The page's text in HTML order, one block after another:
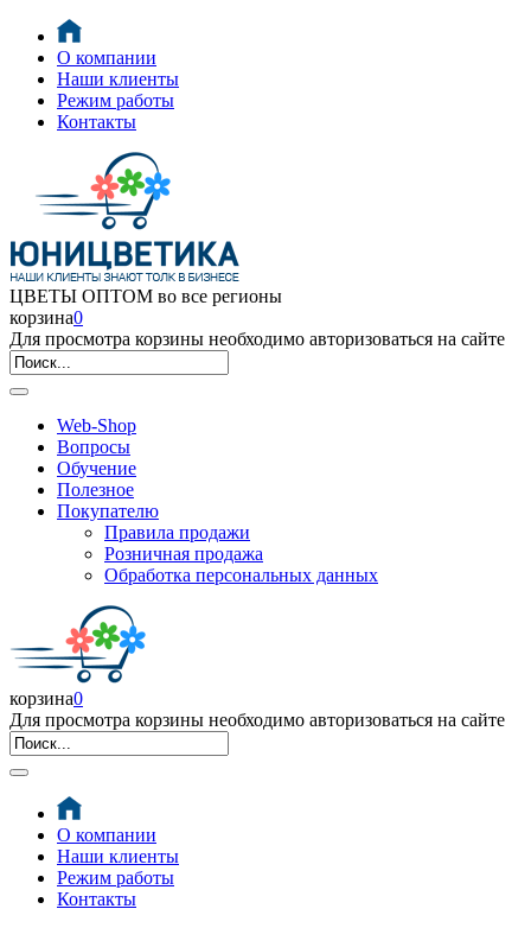
О компании
Наши клиенты
Режим работы
Контакты
ЦВЕТЫ ОПТОМ во все регионы
корзина0
Для просмотра корзины необходимо авторизоваться на сайте
Web-Shop
Вопросы
Обучение
Полезное
Покупателю
Правила продажи
Розничная продажа
Обработка персональных данных
корзина0
Для просмотра корзины необходимо авторизоваться на сайте
О компании
Наши клиенты
Режим работы
Контакты